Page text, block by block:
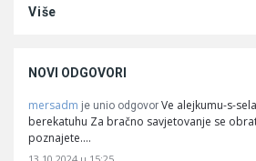
Više
NOVI ODGOVORI
mersadm je unio odgovor Ve alejkumu-s-
berekatuhu Za bračno savjetovanje se
poznajete.…